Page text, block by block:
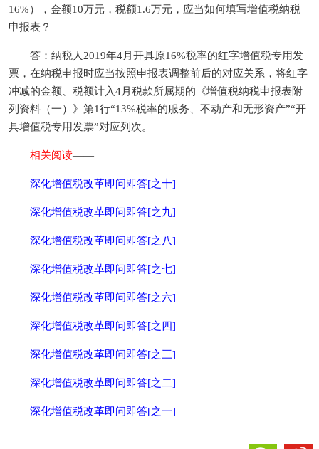
16%），金额10万元，税额1.6万元，应当如何填写增值税纳税
申报表？
答：纳税人2019年4月开具原16%税率的红字增值税专用发
票，在纳税申报时应当按照申报表调整前后的对应关系，将红字
冲减的金额、税额计入4月税款所属期的《增值税纳税申报表附
列资料（一）》第1行“13%税率的服务、不动产和无形资产”“开
具增值税专用发票”对应列次。
相关阅读——
深化增值税改革即问即答[之十]
深化增值税改革即问即答[之九]
深化增值税改革即问即答[之八]
深化增值税改革即问即答[之七]
深化增值税改革即问即答[之六]
深化增值税改革即问即答[之四]
深化增值税改革即问即答[之三]
深化增值税改革即问即答[之二]
深化增值税改革即问即答[之一]